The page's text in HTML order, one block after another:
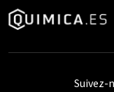
Suivez-